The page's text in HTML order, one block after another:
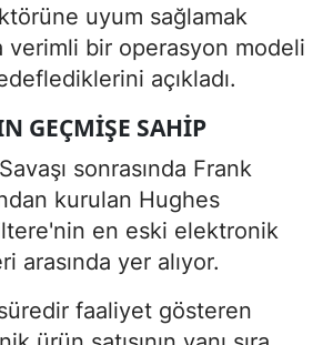
uyum sağlamak
verimli bir operasyon modeli
açıkladı.
GEÇMIŞE SAHIP
sonrasında Frank
kurulan Hughes
en eski elektronik
arasında yer alıyor.
süredir faaliyet gösteren